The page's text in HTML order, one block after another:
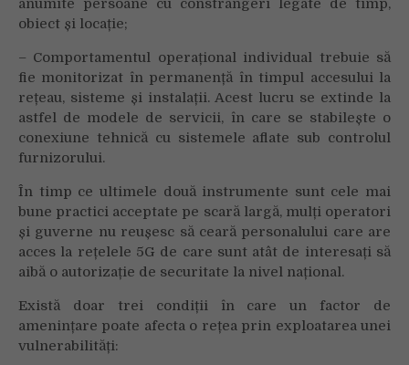
obiect și locație;
– Comportamentul operațional individual trebuie să
fie monitorizat în permanență în timpul accesului la
rețeau, sisteme și instalații. Acest lucru se extinde la
astfel de modele de servicii, în care se stabilește o
conexiune tehnică cu sistemele aflate sub controlul
furnizorului.
În timp ce ultimele două instrumente sunt cele mai
bune practici acceptate pe scară largă, mulți operatori
și guverne nu reușesc să ceară personalului care are
acces la rețelele 5G de care sunt atât de interesați să
aibă o autorizație de securitate la nivel național.
Există doar trei condiții în care un factor de
amenințare poate afecta o rețea prin exploatarea unei
vulnerabilități: